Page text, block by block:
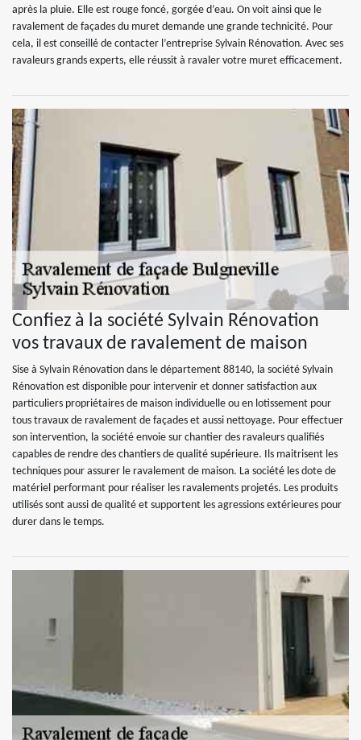
après la pluie. Elle est rouge foncé, gorgée d’eau. On voit ainsi que le
ravalement de façades du muret demande une grande technicité. Pour
cela, il est conseillé de contacter l’entreprise Sylvain Rénovation. Avec ses
ravaleurs grands experts, elle réussit à ravaler votre muret efficacement.
Confiez à la société Sylvain Rénovation
vos travaux de ravalement de maison
Sise à Sylvain Rénovation dans le département 88140, la société Sylvain
Rénovation est disponible pour intervenir et donner satisfaction aux
particuliers propriétaires de maison individuelle ou en lotissement pour
tous travaux de ravalement de façades et aussi nettoyage. Pour effectuer
son intervention, la société envoie sur chantier des ravaleurs qualifiés
capables de rendre des chantiers de qualité supérieure. Ils maitrisent les
techniques pour assurer le ravalement de maison. La société les dote de
matériel performant pour réaliser les ravalements projetés. Les produits
utilisés sont aussi de qualité et supportent les agressions extérieures pour
durer dans le temps.